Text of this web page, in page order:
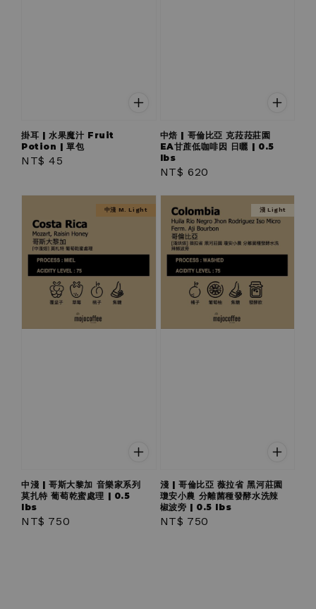
掛耳 | 水果魔汁 Fruit
Potion | 單包
Regular
NT$ 45
中焙 | 哥倫比亞 克菈菈莊園
EA甘蔗低咖啡因 日曬 | 0.5
lbs
Regular
NT$ 620
中淺 M. Light
中淺 | 哥斯大黎加 音樂家系列
莫扎特 葡萄乾蜜處理 | 0.5
lbs
Regular
NT$ 750
淺 Light
淺 | 哥倫比亞 薇拉省 黑河莊園
瓊安小農 分離菌種發酵水洗辣
椒波旁 | 0.5 lbs
Regular
NT$ 750